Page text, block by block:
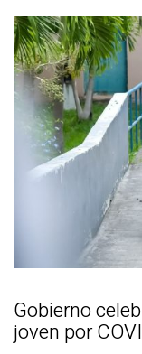
Gobierno
joven por